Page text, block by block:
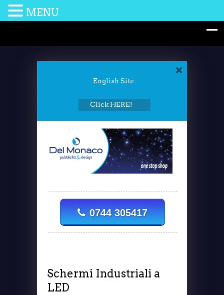
English Site
Click HERE!
0744 305417
Schermi Industriali a
LED
MENU